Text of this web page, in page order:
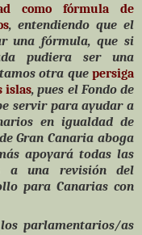
como fórmula de
, entendiendo que el
una fórmula, que si
pudiera ser una
otra que persiga
islas, pues el Fondo de
servir para ayudar a
en igualdad de
Gran Canaria aboga
apoyará todas las
a una revisión del
para Canarias con
parlamentarios/as